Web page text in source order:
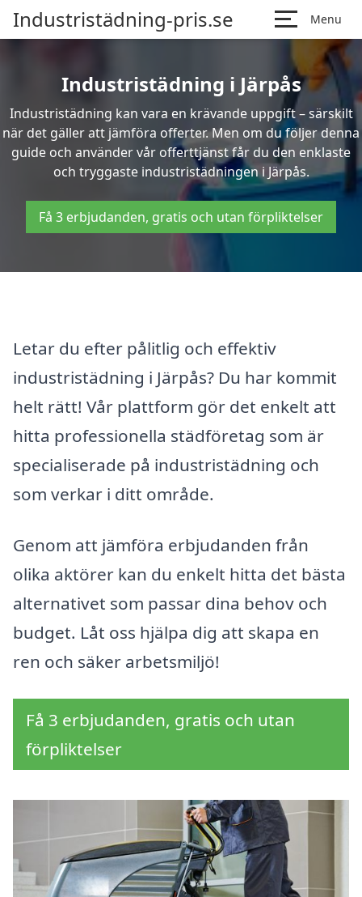
Industristädning-pris.se Menu
Industristädning i Järpås
Industristädning kan vara en krävande uppgift – särskilt
när det gäller att jämföra offerter. Men om du följer denna
guide och använder vår offerttjänst får du den enklaste
och tryggaste industristädningen i Järpås.
Få 3 erbjudanden, gratis och utan förpliktelser
Letar du efter pålitlig och effektiv
industristädning i Järpås? Du har kommit
helt rätt! Vår plattform gör det enkelt att
hitta professionella städföretag som är
specialiserade på industristädning och
som verkar i ditt område.
Genom att jämföra erbjudanden från
olika aktörer kan du enkelt hitta det bästa
alternativet som passar dina behov och
budget. Låt oss hjälpa dig att skapa en
ren och säker arbetsmiljö!
Få 3 erbjudanden, gratis och utan
förpliktelser